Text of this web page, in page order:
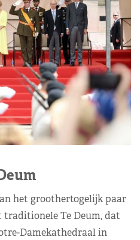
het groothertogelijk paar
Te Deum, dat
Damekathedraal in